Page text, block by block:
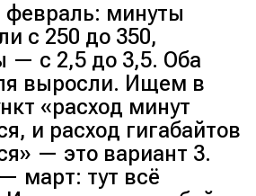
минуты
с 250 до 350,
— с 2,5 до 3,5. Оба
выросли. Ищем в
«расход минут
и расход гигабайтов
— это вариант 3.
март: тут всё